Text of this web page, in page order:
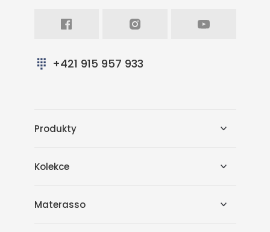
+421 915 957 933
Produkty
Kolekce
Materasso